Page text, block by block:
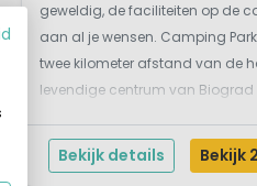
geweldig, de faciliteiten op de
aan al je wensen. Camping
twee kilometer afstand van de
levendige centrum van Biograd
van Zadar. Direct aan een
het...
Bekijk details Bekijk